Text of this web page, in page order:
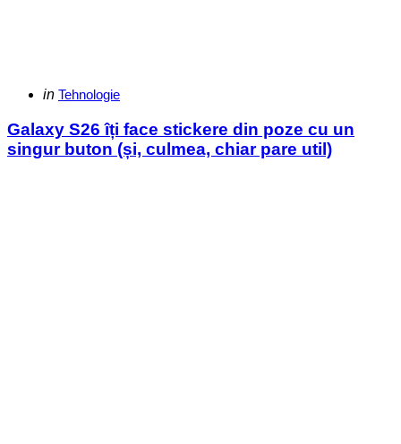
Categories
Posted
in Tehnologie
Galaxy S26 îți face stickere din poze cu un
singur buton (și, culmea, chiar pare util)